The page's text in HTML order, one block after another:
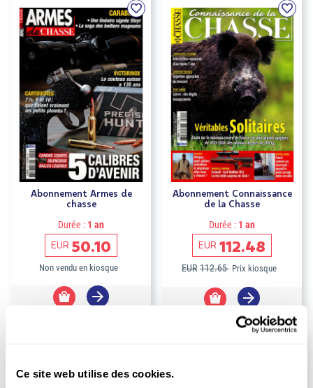
Ce site web utilise des cookies.
Abonnement Armes de
chasse
Durée : 1 an
EUR 50.10
Non vendu en kiosque
Abonnement Connaissance
de la Chasse
Durée : 1 an
EUR 112.48
EUR 112.65 Prix kiosque